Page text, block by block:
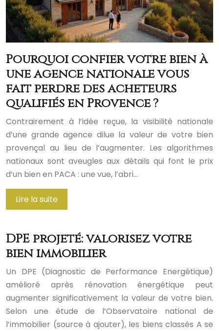
Pourquoi confier votre bien à
une agence nationale vous
fait perdre des acheteurs
qualifiés en Provence ?
Contrairement à l’idée reçue, la visibilité nationale
d’une grande agence dilue la valeur de votre bien
provençal au lieu de l’augmenter. Les algorithmes
nationaux sont aveugles aux détails qui font le prix
d’un bien en PACA : une vue, l’abri…
Lire la suite
DPE projeté: valorisez votre
bien immobilier
Un DPE (Diagnostic de Performance Energétique)
amélioré après rénovation énergétique peut
augmenter significativement la valeur de votre bien.
Selon une étude de l’Observatoire national de
l’immobilier (source à ajouter), les biens classés A se